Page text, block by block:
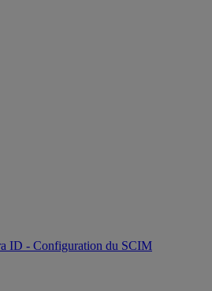
ID - Configuration du SCIM